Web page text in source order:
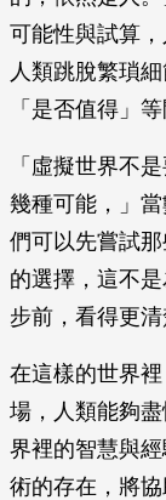
可能性與試算
人類跳脫繁瑣
「是否值得」
「虛擬世界不
幾種可能，」
們可以先嘗試
的選擇，這不
步前，看得更清
在這樣的世界
場，人類能夠
界裡的智慧與
術的存在，將